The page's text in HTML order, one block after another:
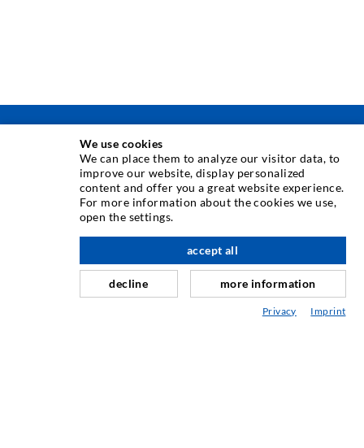
TECNICA DI INIEZIONE
Iniezione di crepe
Barriera orizzontale
Iniezione muro controterra/muratura
Riparazione giunti
verso l'alto
We use cookies
We can place them to analyze our visitor data, to
improve our website, display personalized
content and offer you a great website experience.
For more information about the cookies we use,
open the settings.
decline
accept all
more information
Privacy Imprint